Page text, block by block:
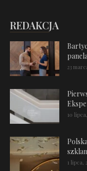
REDAKCJA
23
10
1 lipca,